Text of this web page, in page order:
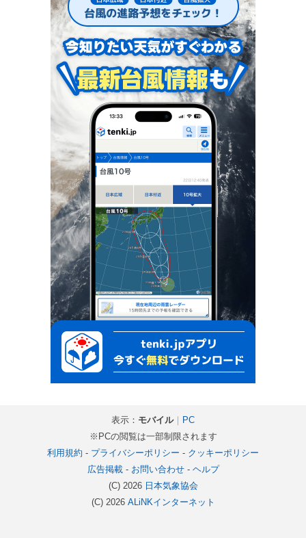
表示： モバイル｜
PC
※PCの閲覧は一部制限されます
利用規約 - プライバシーポリシー - クッキーポリシー
広告掲載- お問い合わせ- ヘルプ
(C) 2026 日本気象協会
(C) 2026 ALiNKインターネット